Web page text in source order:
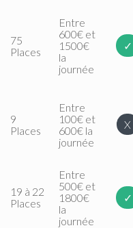
75
Places
Entre
600€ et
1500€
la
journée
✓
9
Places
Entre
100€ et
600€ la
journée
X
19 à 22
Places
Entre
500€ et
1800€
la
journée
✓